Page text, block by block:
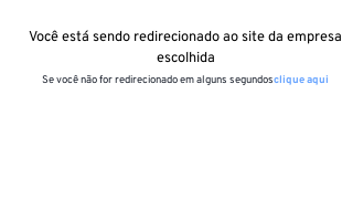
Você está sendo redirecionado ao site da empresa
escolhida
Se você não for redirecionado em alguns segundosclique aqui